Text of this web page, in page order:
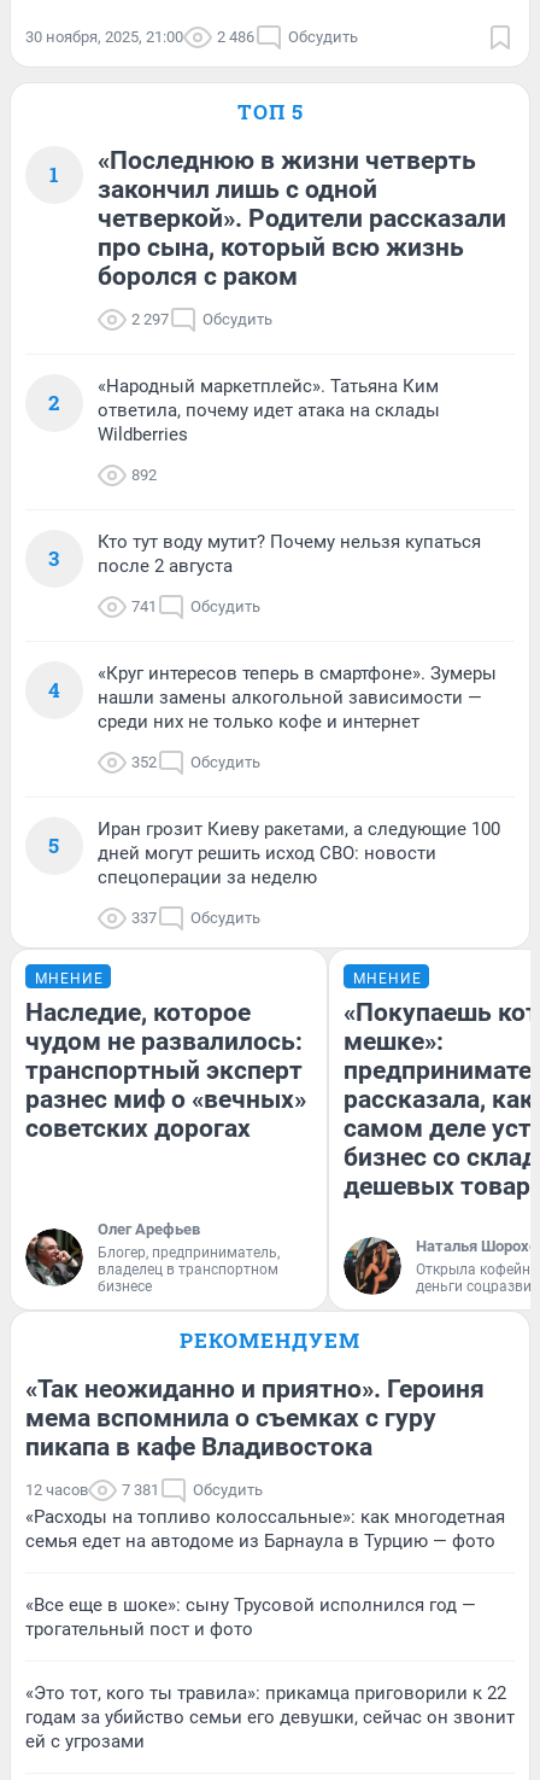
30 ноября, 2025, 21:00 2 486 Обсудить
ТОП 5
1
«Последнюю в жизни четверть
закончил лишь с одной
четверкой». Родители рассказали
про сына, который всю жизнь
боролся с раком
2 297 Обсудить
2
«Народный маркетплейс». Татьяна Ким
ответила, почему идет атака на склады
Wildberries
892
3
Кто тут воду мутит? Почему нельзя купаться
после 2 августа
741 Обсудить
4
«Круг интересов теперь в смартфоне». Зумеры
нашли замены алкогольной зависимости —
среди них не только кофе и интернет
352 Обсудить
5
Иран грозит Киеву ракетами, а следующие 100
дней могут решить исход СВО: новости
спецоперации за неделю
337 Обсудить
МНЕНИЕ
Наследие, которое
чудом не развалилось:
транспортный эксперт
разнес миф о «вечных»
советских дорогах
Олег Арефьев
Блогер, предприниматель,
владелец в транспортном
бизнесе
МНЕНИЕ
«Покупаешь
мешке»:
рассказала, как
самом деле
бизнес со
дешевых
Наталья
Открыла
деньги
РЕКОМЕНДУЕМ
«Так неожиданно и приятно». Героиня
мема вспомнила о съемках с гуру
пикапа в кафе Владивостока
12 часов 7 381 Обсудить
«Расходы на топливо колоссальные»: как многодетная
семья едет на автодоме из Барнаула в Турцию — фото
«Все еще в шоке»: сыну Трусовой исполнился год —
трогательный пост и фото
«Это тот, кого ты травила»: прикамца приговорили к 22
годам за убийство семьи его девушки, сейчас он звонит
ей с угрозами